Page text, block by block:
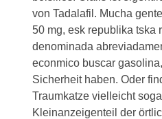
von Tadalafil. Mucha
50 mg, esk republika tska
denominada
econmico buscar
Sicherheit haben. Oder
Traumkatze vielleicht
Kleinanzeigenteil der